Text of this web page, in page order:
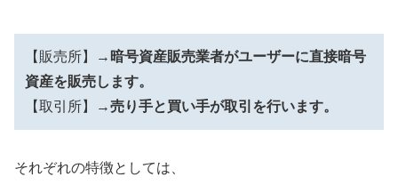
【販売所】→ 暗号資産販売業者がユーザーに直接暗号
資産を販売します。
【取引所】→売り手と買い手が取引を行います。
それぞれの特徴としては、